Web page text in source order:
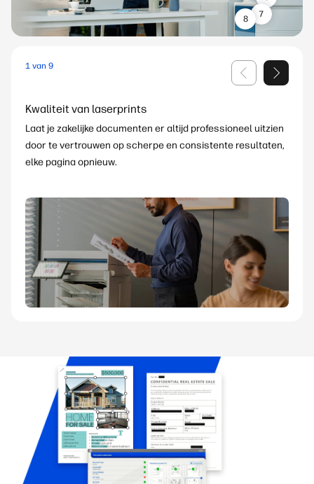
7
8
1 van 9
Kwaliteit van laserprints
Laat je zakelijke documenten er altijd professioneel uitzien
door te vertrouwen op scherpe en consistente resultaten,
elke pagina opnieuw.
3
8
14 11,
12, 13